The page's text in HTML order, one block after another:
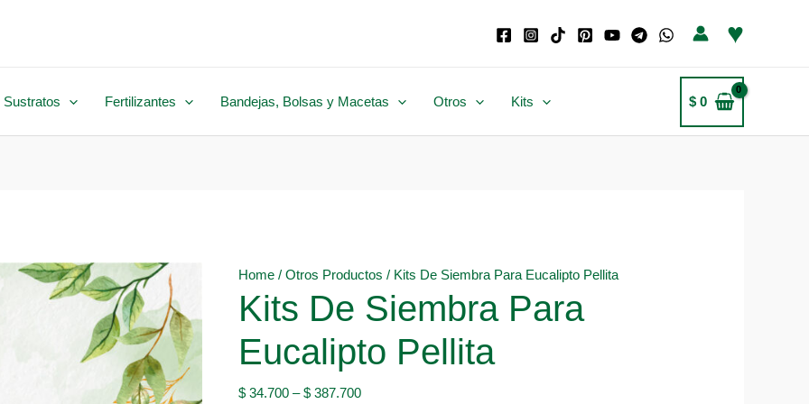
♥
Sustratos Fertilizantes Bandejas, Bolsas y Macetas Otros Kits $0
Home / Otros Productos / Kits De Siembra Para Eucalipto Pellita
Kits De Siembra Para
Eucalipto Pellita
$ 34.700 –$ 387.700